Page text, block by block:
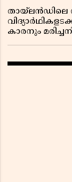
തായ്‌ലൻഡിലെ
കാരനും